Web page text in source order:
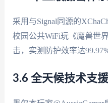
采用与Signal同源的
校园公共WiFi玩《魔兽世
击，实测防护效率达99.97%
3.6 全天候技术支援